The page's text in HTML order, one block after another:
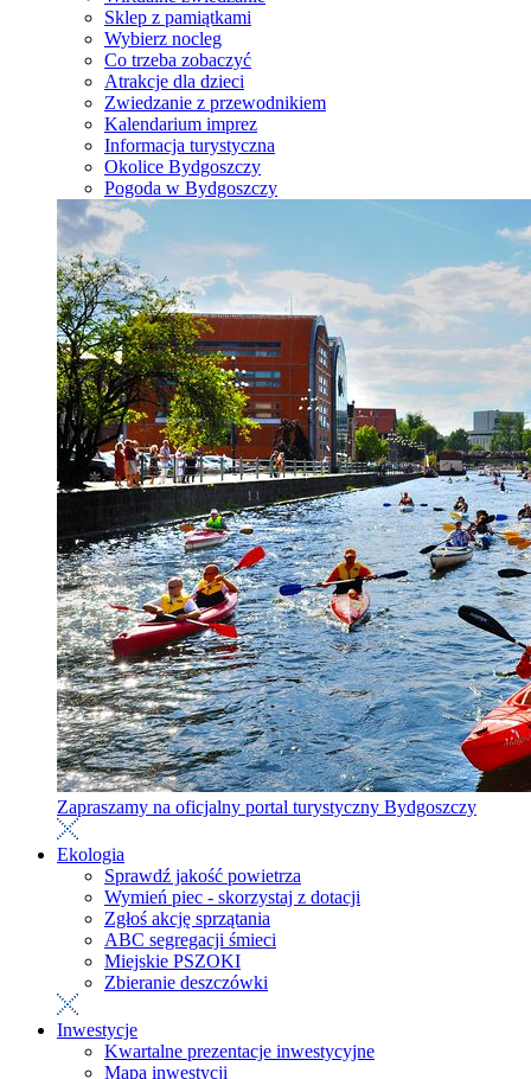
Sklep z pamiątkami
Wybierz nocleg
Co trzeba zobaczyć
Atrakcje dla dzieci
Zwiedzanie z przewodnikiem
Kalendarium imprez
Informacja turystyczna
Okolice Bydgoszczy
Pogoda w Bydgoszczy
Zapraszamy na oficjalny portal turystyczny Bydgoszczy
Ekologia
Sprawdź jakość powietrza
Wymień piec - skorzystaj z dotacji
Zgłoś akcję sprzątania
ABC segregacji śmieci
Miejskie PSZOKI
Zbieranie deszczówki
Inwestycje
Kwartalne prezentacje inwestycyjne
Mapa inwestycji